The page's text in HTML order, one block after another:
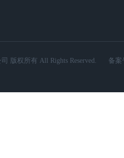
版权所有 All Rights Reserved. 备案